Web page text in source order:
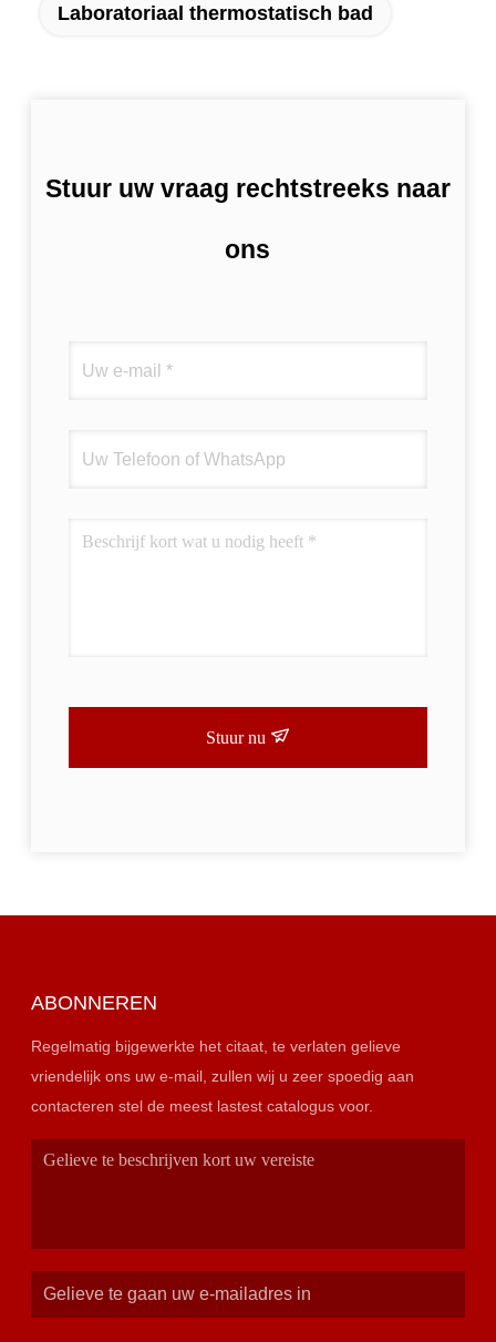
Laboratoriaal thermostatisch bad
Stuur uw vraag rechtstreeks naar
ons
Stuur nu
ABONNEREN
Regelmatig bijgewerkte het citaat, te verlaten gelieve
vriendelijk ons uw e-mail, zullen wij u zeer spoedig aan
contacteren stel de meest lastest catalogus voor.